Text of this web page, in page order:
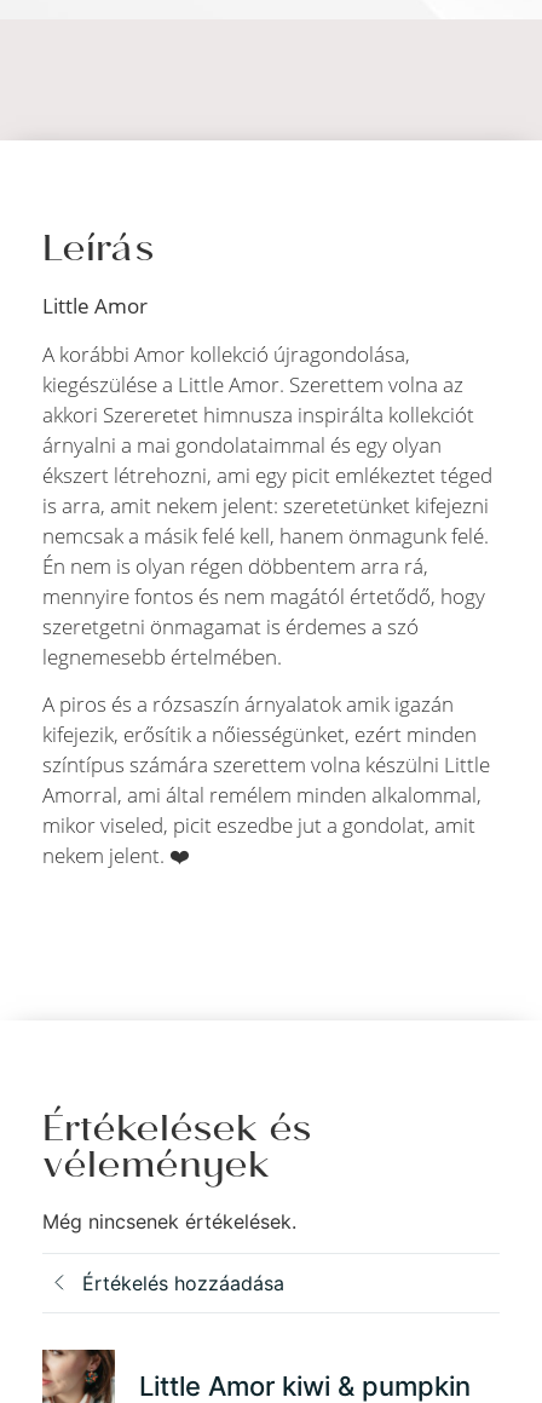
Leírás
Little Amor
A korábbi Amor kollekció újragondolása,
kiegészülése a Little Amor. Szerettem volna az
akkori Szereretet himnusza inspirálta kollekciót
árnyalni a mai gondolataimmal és egy olyan
ékszert létrehozni, ami egy picit emlékeztet téged
is arra, amit nekem jelent: szeretetünket kifejezni
nemcsak a másik felé kell, hanem önmagunk felé.
Én nem is olyan régen döbbentem arra rá,
mennyire fontos és nem magától értetődő, hogy
szeretgetni önmagamat is érdemes a szó
legnemesebb értelmében.
A piros és a rózsaszín árnyalatok amik igazán
kifejezik, erősítik a nőiességünket, ezért minden
színtípus számára szerettem volna készülni Little
Amorral, ami által remélem minden alkalommal,
mikor viseled, picit eszedbe jut a gondolat, amit
nekem jelent. ❤️
Értékelések és
vélemények
Még nincsenek értékelések.
Értékelés hozzáadása
Little Amor kiwi & pumpkin